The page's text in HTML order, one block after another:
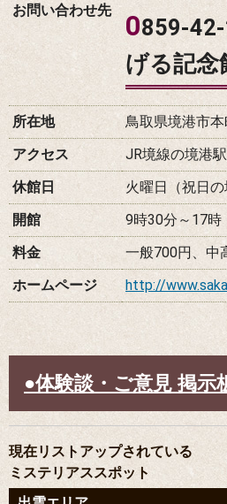
お問い合わせ先 0859-
げる記念
所在地
鳥取県境港市
アクセス
JR境線の境港
休館日
火曜日（祝日の
開館
9時30分～17時
料金
一般700円、中
ホームページ
http://
体験談・ご意見 掲示
現在リストアップされている
ミステリアススポット